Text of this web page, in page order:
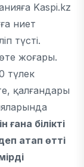
Kaspi.kz
ниет
түсті.
жоғары.
түлек
қалғандары
ғана білікті
атап өтті